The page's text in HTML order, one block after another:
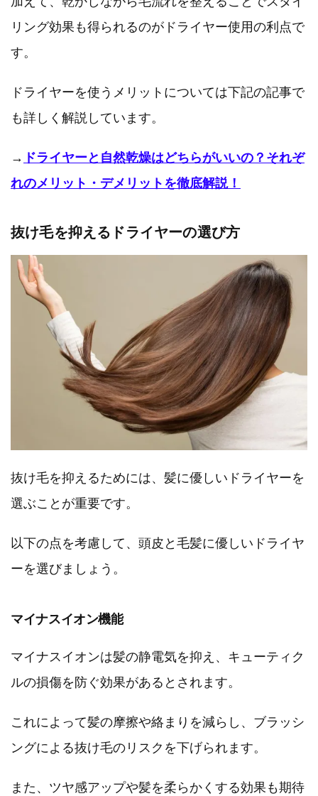
リング効果も得られるのがドライヤー使用の利点で
す。
ドライヤーを使うメリットについては下記の記事で
も詳しく解説しています。
→ ドライヤーと自然乾燥はどちらがいいの？それぞ
れのメリット・デメリットを徹底解説！
抜け毛を抑えるドライヤーの選び方
抜け毛を抑えるためには、髪に優しいドライヤーを
選ぶことが重要です。
以下の点を考慮して、頭皮と毛髪に優しいドライヤ
ーを選びましょう。
マイナスイオン機能
マイナスイオンは髪の静電気を抑え、キューティク
ルの損傷を防ぐ効果があるとされます。
これによって髪の摩擦や絡まりを減らし、ブラッシ
ングによる抜け毛のリスクを下げられます。
また、ツヤ感アップや髪を柔らかくする効果も期待